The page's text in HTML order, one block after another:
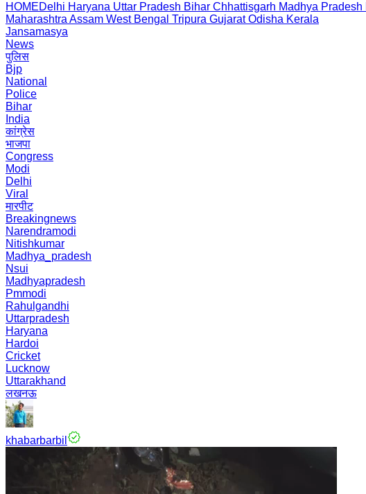
HOMEDelhi Haryana Uttar Pradesh Bihar Chhattisgarh Madhya Pradesh
Maharashtra Assam West Bengal Tripura Gujarat Odisha Kerala
Jansamasya
News
पुलिस
Bjp
National
Police
Bihar
India
कांग्रेस
भाजपा
Congress
Modi
Delhi
Viral
मारपीट
Breakingnews
Narendramodi
Nitishkumar
Madhya_pradesh
Nsui
Madhyapradesh
Pmmodi
Rahulgandhi
Uttarpradesh
Haryana
Hardoi
Cricket
Lucknow
Uttarakhand
लखनऊ
khabarbarbil